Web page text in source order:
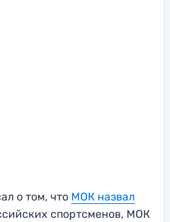
о том, что МОК назвал
спортсменов, МОК